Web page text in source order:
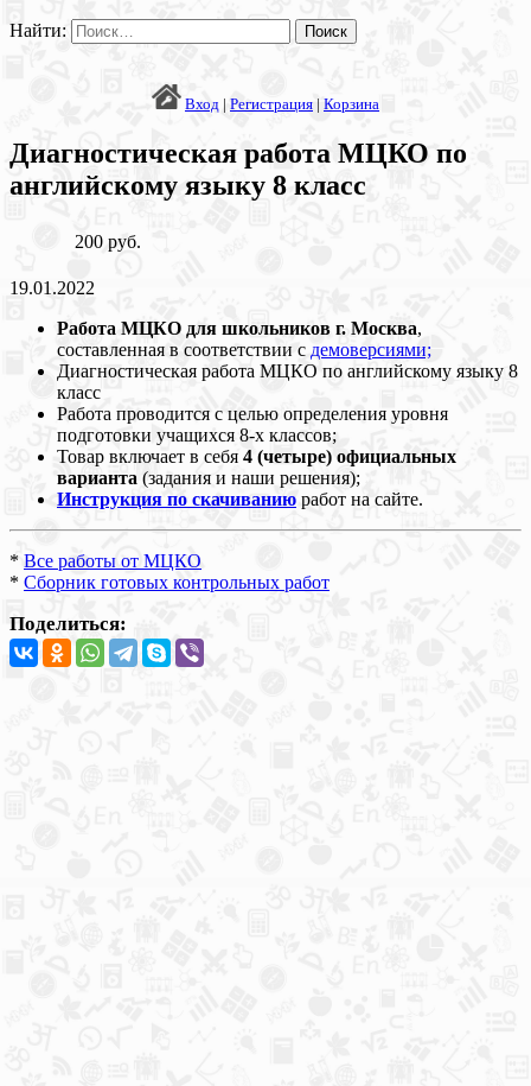
Найти:
Вход | Регистрация | Корзина
Диагностическая работа МЦКО по
английскому языку 8 класс
200 руб.
19.01.2022
Работа МЦКО для школьников г. Москва,
составленная в соответствии с демоверсиями;
Диагностическая работа МЦКО по английскому языку 8
класс
Работа проводится с целью определения уровня
подготовки учащихся 8-х классов;
Товар включает в себя 4 (четыре) официальных
варианта (задания и наши решения);
Инструкция по скачиванию работ на сайте.
* Все работы от МЦКО
* Сборник готовых контрольных работ
Поделиться: